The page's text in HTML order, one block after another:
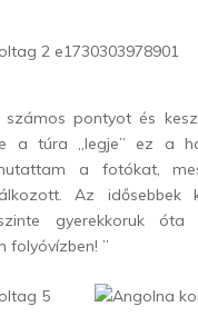
pontyot és
a túra „legje” ez a
a fotókat,
Az idősebbek
gyerekkoruk
folyóvízben! ”